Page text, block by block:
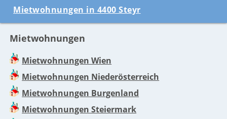
Mietwohnungen in 4400 Steyr
Mietwohnungen
Mietwohnungen Wien
Mietwohnungen Niederösterreich
Mietwohnungen Burgenland
Mietwohnungen Steiermark